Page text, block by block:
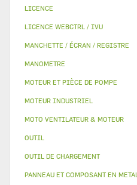
LICENCE
LICENCE WEBCTRL / IVU
MANCHETTE / ÉCRAN / REGISTRE
MANOMETRE
MOTEUR ET PIÈCE DE POMPE
MOTEUR INDUSTRIEL
MOTO VENTILATEUR & MOTEUR
OUTIL
OUTIL DE CHARGEMENT
PANNEAU ET COMPOSANT EN METAL